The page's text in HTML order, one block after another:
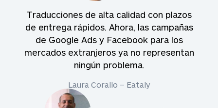
Traducciones de alta calidad con plazos
de entrega rápidos. Ahora, las campañas
de Google Ads y Facebook para los
mercados extranjeros ya no representan
ningún problema.
Laura Corallo – Eataly